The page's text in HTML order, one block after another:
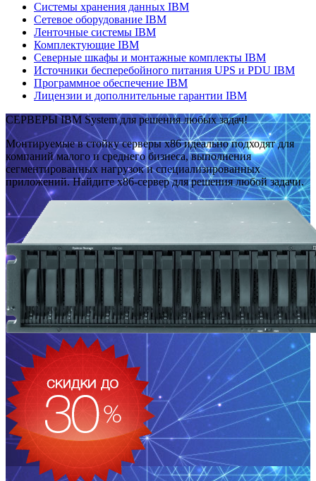
Системы хранения данных IBM
Сетевое оборудование IBM
Ленточные системы IBM
Комплектующие IBM
Северные шкафы и монтажные комплекты IBM
Источники бесперебойного питания UPS и PDU IBM
Программное обеспечение IBM
Лицензии и дополнительные гарантии IBM
СЕРВЕРЫ IBM System для решения любых задач!
Монтируемые в стойку серверы x86 идеально подходят для
компаний малого и среднего бизнеса, выполнения
сегментированных нагрузок и специализированных
приложений. Найдите x86-сервер для решения любой задачи.